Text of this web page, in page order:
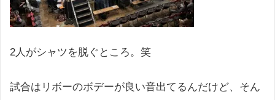
2人がシャツを脱ぐところ。笑
試合はリボーのボデーが良い音出てるんだけど、そん